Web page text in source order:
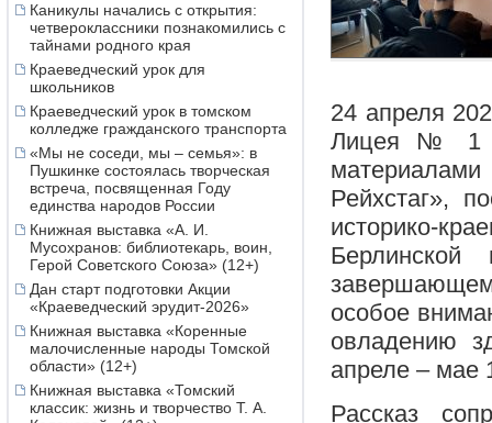
Каникулы начались с открытия:
четвероклассники познакомились с
тайнами родного края
Краеведческий урок для
школьников
Краеведческий урок в томском
колледже гражданского транспорта
«Мы не соседи, мы – семья»: в
Пушкинке состоялась творческая
встреча, посвященная Году
единства народов России
Книжная выставка «А. И.
Мусохранов: библиотекарь, воин,
Герой Советского Союза» (12+)
Дан старт подготовки Акции
«Краеведческий эрудит-2026»
Книжная выставка «Коренные
малочисленные народы Томской
области» (12+)
Книжная выставка «Томский
классик: жизнь и творчество Т. А.
24 апреля
Лицея № 1
Рейхстаг»,
историко-
Берлинской
особое
овладению
апреле – мае
Рассказ